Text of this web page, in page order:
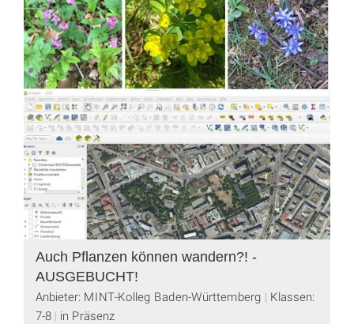
Auch Pflanzen können wandern?! -
AUSGEBUCHT!
Anbieter: MINT-Kolleg Baden-Württemberg
Klassen:
7-8 in Präsenz